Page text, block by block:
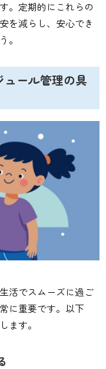
。定期的にこれらの
を減らし、安心でき
。
ール管理の具
活でスムーズに過ご
に重要です。以下
ます。